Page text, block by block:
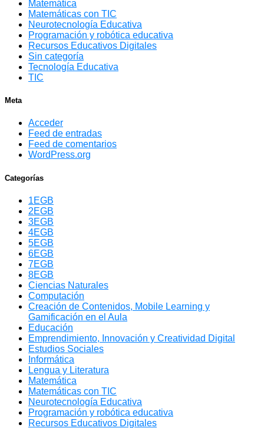
Matemática
Matemáticas con TIC
Neurotecnología Educativa
Programación y robótica educativa
Recursos Educativos Digitales
Sin categoría
Tecnología Educativa
TIC
Meta
Acceder
Feed de entradas
Feed de comentarios
WordPress.org
Categorías
1EGB
2EGB
3EGB
4EGB
5EGB
6EGB
7EGB
8EGB
Ciencias Naturales
Computación
Creación de Contenidos, Mobile Learning y
Gamificación en el Aula
Educación
Emprendimiento, Innovación y Creatividad Digital
Estudios Sociales
Informática
Lengua y Literatura
Matemática
Matemáticas con TIC
Neurotecnología Educativa
Programación y robótica educativa
Recursos Educativos Digitales